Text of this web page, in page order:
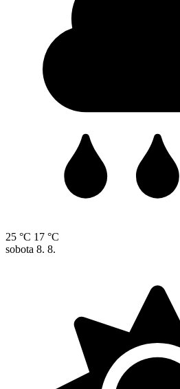
25 °C 17 °C
sobota 8. 8.